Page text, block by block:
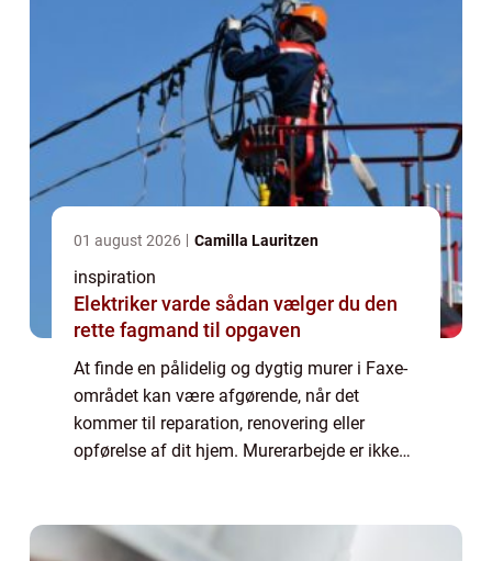
01 august 2026 Camilla Lauritzen
inspiration
Elektriker varde sådan vælger du den
rette fagmand til opgaven
At finde en pålidelig og dygtig murer i Faxe-
området kan være afgørende, når det
kommer til reparation, renovering eller
opførelse af dit hjem. Murerarbejde er ikke